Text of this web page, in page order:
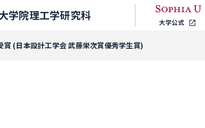
学院理工学研究科 大学公式
賞 (日本設計工学会 武藤栄次賞優秀学生賞)